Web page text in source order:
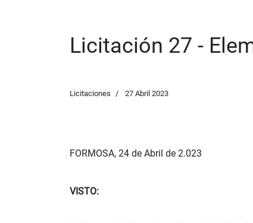
Licitación 27 -
Licitaciones 27 Abril 2023
FORMOSA, 24 de Abril de 2.023
VISTO: